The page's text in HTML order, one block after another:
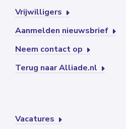
Vrijwilligers
Aanmelden nieuwsbrief
Neem contact op
Terug naar Alliade.nl
Vacatures